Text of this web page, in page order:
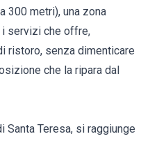
300 metri), una zona
servizi che offre,
ristoro, senza dimenticare
che la ripara dal
Santa Teresa, si raggiunge